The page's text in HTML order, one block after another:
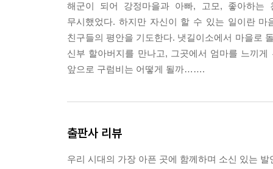
해군이 되어 강정마을과 아빠, 고모, 좋아하는
무시했었다. 하지만 자신이 할 수 있는 일이란
친구들의 평안을 기도한다. 냇길이소에서 마을로
신부 할아버지를 만나고, 그곳에서 엄마를 느끼
앞으로 구럼비는 어떻게 될까…….
출판사 리뷰
우리 시대의 가장 아픈 곳에 함께하며 소신 있는